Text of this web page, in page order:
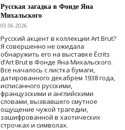
Русская загадка в Фонде Яна
Михальского
05.06.2026
Русский акцент в коллекции Art Brut?
Я совершенно не ожидала
обнаружить его на выставке Écrits
d’Art Brut в Фонде Яна Михальского.
Все началось с листка бумаги,
датированного декабрем 1938 года,
исписанного русскими,
французскими и английскими
словами, вызвавшего смутное
ощущение чужой трагедии,
зашифрованной в хаотических
строчках и символах.